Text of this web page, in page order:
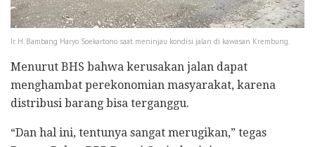
Ir. H. Bambang Haryo Soekartono saat meninjau kondisi jalan di kawasan Krembung.
Menurut BHS bahwa kerusakan jalan dapat
menghambat perekonomian masyarakat, karena
distribusi barang bisa terganggu.
“Dan hal ini, tentunya sangat merugikan,” tegas